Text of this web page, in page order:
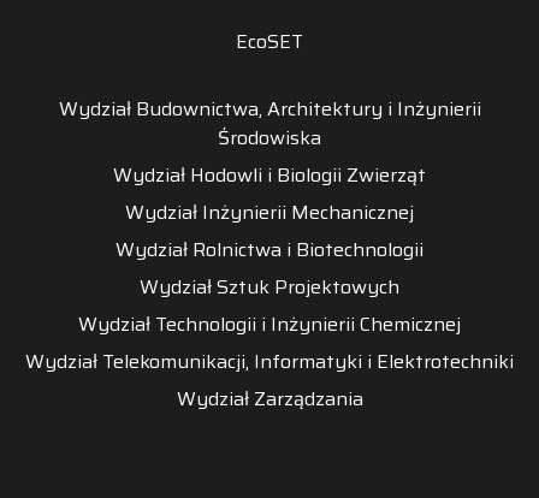
EcoSET
Wydział Budownictwa, Architektury i Inżynierii
Środowiska
Wydział Hodowli i Biologii Zwierząt
Wydział Inżynierii Mechanicznej
Wydział Rolnictwa i Biotechnologii
Wydział Sztuk Projektowych
Wydział Technologii i Inżynierii Chemicznej
Wydział Telekomunikacji, Informatyki i Elektrotechniki
Wydział Zarządzania